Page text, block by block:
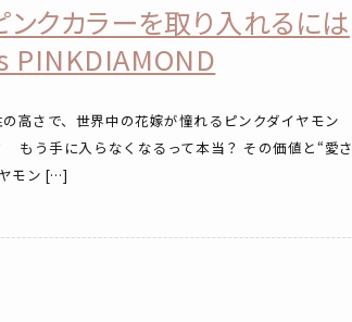
クカラーを取り入れるには
PINKDIAMOND
高さで、世界中の花嫁が憧れるピンクダイヤモン
もう手に入らなくなるって本当？ その価値と“愛さ
モン […]